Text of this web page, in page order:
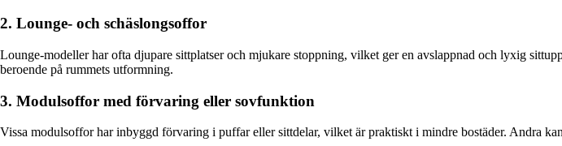
2. Lounge- och schäslongsoffor
Lounge-modeller har ofta djupare sittplatser och mjukare stoppning, vilket ger en avslappnad och lyxig
beroende på rummets utformning.
3. Modulsoffor med förvaring eller sovfunktion
Vissa modulsoffor har inbyggd förvaring i puffar eller sittdelar, vilket är praktiskt i mindre bostäder. Andra